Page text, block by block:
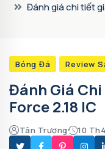
Đánh giá chi tiết
Bóng Đá Review
Đánh Giá
Force 2.18 IC
Tân Trương 10